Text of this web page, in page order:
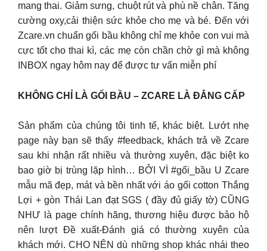
mang thai. Giảm sưng, chuột rút và phù nề chân. Tăng
cường oxy,cải thiện sức khỏe cho mẹ và bé. Đến với
Zcare.vn chuẩn gối bầu không chỉ mẹ khỏe con vui mà
cực tốt cho thai kì, các mẹ còn chần chờ gì mà không
INBOX ngay hôm nay để được tư vấn miễn phí
KHÔNG CHỈ LÀ GỐI BẦU – ZCARE LÀ ĐẲNG CẤP
Sản phẩm của chúng tôi tinh tế, khác biệt. Lướt nhẹ
page này bạn sẽ thấy #feedback, khách trả về Zcare
sau khi nhận rất nhiều và thường xuyên, đặc biệt ko
bao giờ bị trùng lặp hình… BỞI VÌ #gối_bầu U Zcare
mẫu mã đẹp, mát và bền nhất với áo gối cotton Thắng
Lợi + gòn Thái Lan đạt SGS ( đầy đủ giấy tờ) CŨNG
NHƯ là page chính hãng, thương hiệu được bảo hộ
nên lượt Đề xuất-Đánh giá có thường xuyên của
khách mới. CHO NÊN dù những shop khác nhái theo